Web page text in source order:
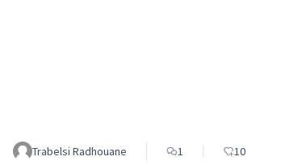
Trabelsi Radhouane 1 10